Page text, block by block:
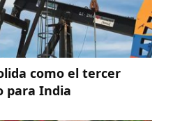
como el tercer
para India